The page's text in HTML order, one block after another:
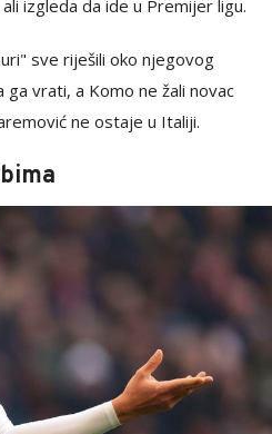
izgleda da ide u Premijer ligu.
sve riješili oko njegovog
ga vrati, a Komo ne žali novac
ne ostaje u Italiji.